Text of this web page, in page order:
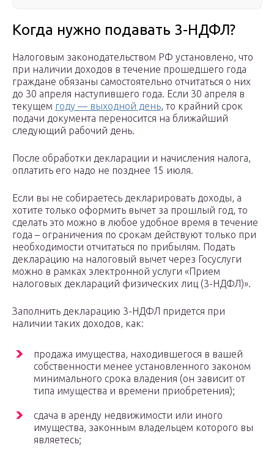
Когда нужно подавать 3-НДФЛ?
Налоговым законодательством РФ установлено, что
при наличии доходов в течение прошедшего года
граждане обязаны самостоятельно отчитаться о них
до 30 апреля наступившего года. Если 30 апреля в
текущем году — выходной день, то крайний срок
подачи документа переносится на ближайший
следующий рабочий день.
После обработки декларации и начисления налога,
оплатить его надо не позднее 15 июля.
Если вы не собираетесь декларировать доходы, а
хотите только оформить вычет за прошлый год, то
сделать это можно в любое удобное время в течение
года – ограничения по срокам действуют только при
необходимости отчитаться по прибылям. Подать
декларацию на налоговый вычет через Госуслуги
можно в рамках электронной услуги «Прием
налоговых деклараций физических лиц (3-НДФЛ)».
Заполнить декларацию 3-НДФЛ придется при
наличии таких доходов, как:
продажа имущества, находившегося в вашей
собственности менее установленного законом
минимального срока владения (он зависит от
типа имущества и времени приобретения);
сдача в аренду недвижимости или иного
имущества, законным владельцем которого вы
являетесь;